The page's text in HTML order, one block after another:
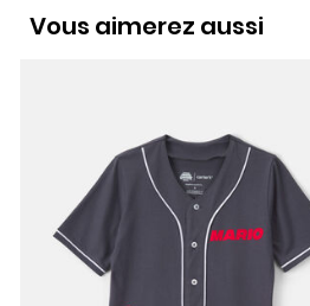
Vous aimerez aussi